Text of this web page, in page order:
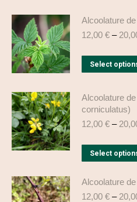
Alcoolature
12,00 € –
Select
Alcoolature
corniculatus)
12,00 € –
Select
Alcoolature
12,00 € –